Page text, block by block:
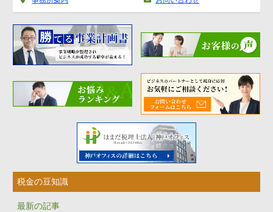
税金の豆知識
最新の記事